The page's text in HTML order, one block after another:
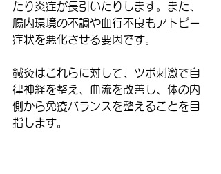
たり炎症が長引いたりします。また、
腸内環境の不調や血行不良もアトピー
症状を悪化させる要因です。
鍼灸はこれらに対して、ツボ刺激で自
律神経を整え、血流を改善し、体の内
側から免疫バランスを整えることを目
指します。